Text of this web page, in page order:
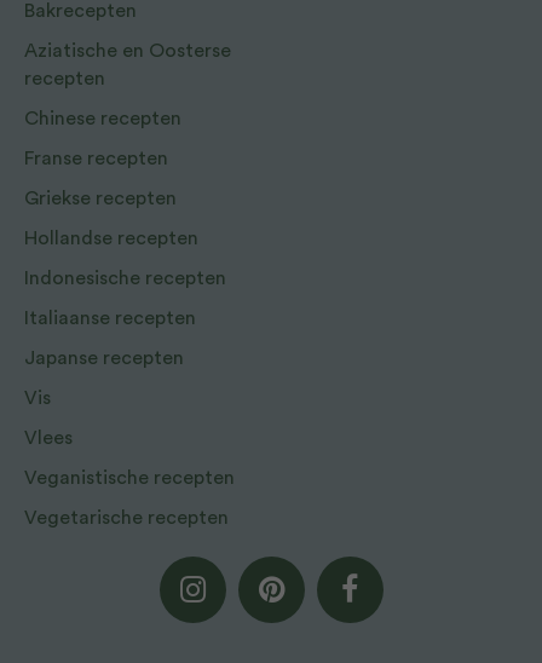
Bakrecepten
Aziatische en Oosterse
recepten
Chinese recepten
Franse recepten
Griekse recepten
Hollandse recepten
Indonesische recepten
Italiaanse recepten
Japanse recepten
Vis
Vlees
Veganistische recepten
Vegetarische recepten